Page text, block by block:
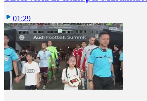
01:29